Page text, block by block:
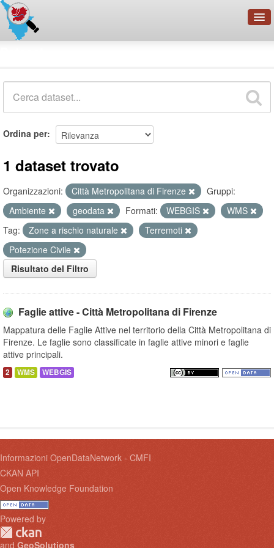
Organizzazioni
Ordina per
1 dataset trovato
Organizzazioni: Città Metropolitana di Firenze
Gruppi:
Ambiente
geodata Formati: WEBGIS
WMS
Tag:
Zone a rischio naturale
Terremoti
Potezione Civile
Risultato del Filtro
Faglie attive - Città Metropolitana di Firenze
Mappatura delle Faglie Attive nel territorio della Città Metropolitana di
Firenze. Le faglie sono classificate in faglie attive minori e faglie
attive principali.
2 WMS WEBGIS
Informazioni OpenDataNetwork - CMFI
CKAN API
Open Knowledge Foundation
Powered by
and GeoSolutions